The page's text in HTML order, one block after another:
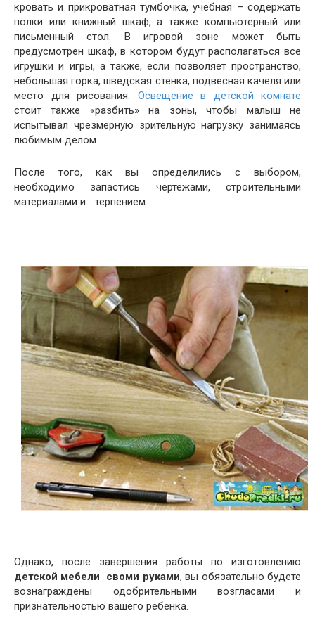
кровать и прикроватная тумбочка, учебная – содержать
полки или книжный шкаф, а также компьютерный или
письменный стол. В игровой зоне может быть
предусмотрен шкаф, в котором будут располагаться все
игрушки и игры, а также, если позволяет пространство,
небольшая горка, шведская стенка, подвесная качеля или
место для рисования. Освещение в детской комнате
стоит также «разбить» на зоны, чтобы малыш не
испытывал чрезмерную зрительную нагрузку занимаясь
любимым делом.
После того, как вы определились с выбором,
необходимо запастись чертежами, строительными
материалами и… терпением.
Однако, после завершения работы по изготовлению
детской мебели своми руками, вы обязательно будете
вознаграждены одобрительными возгласами и
признательностью вашего ребенка.